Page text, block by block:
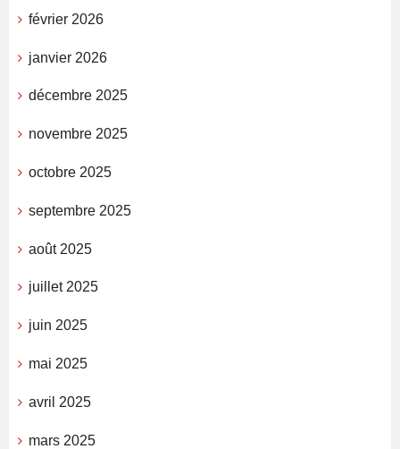
février 2026
janvier 2026
décembre 2025
novembre 2025
octobre 2025
septembre 2025
août 2025
juillet 2025
juin 2025
mai 2025
avril 2025
mars 2025